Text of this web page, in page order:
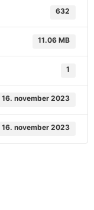
632
11.06 MB
1
16. november 2023
16. november 2023